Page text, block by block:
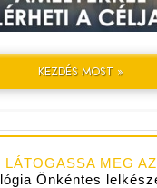
KEZDÉS MOST »
LÁTOGASSA MEG AZ